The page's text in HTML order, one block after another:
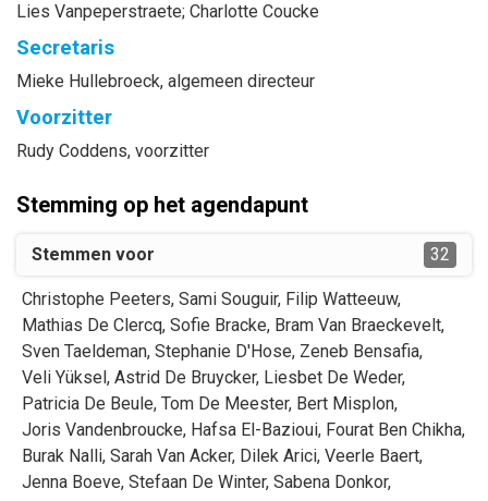
Lies Vanpeperstraete; Charlotte Coucke
Secretaris
Mieke Hullebroeck, algemeen directeur
Voorzitter
Rudy Coddens, voorzitter
Stemming op het agendapunt
Stemmen voor 32
Christophe Peeters, Sami Souguir, Filip Watteeuw,
Mathias De Clercq, Sofie Bracke, Bram Van Braeckevelt,
Sven Taeldeman, Stephanie D'Hose, Zeneb Bensafia,
Veli Yüksel, Astrid De Bruycker, Liesbet De Weder,
Patricia De Beule, Tom De Meester, Bert Misplon,
Joris Vandenbroucke, Hafsa El-Bazioui, Fourat Ben Chikha,
Burak Nalli, Sarah Van Acker, Dilek Arici, Veerle Baert,
Jenna Boeve, Stefaan De Winter, Sabena Donkor,